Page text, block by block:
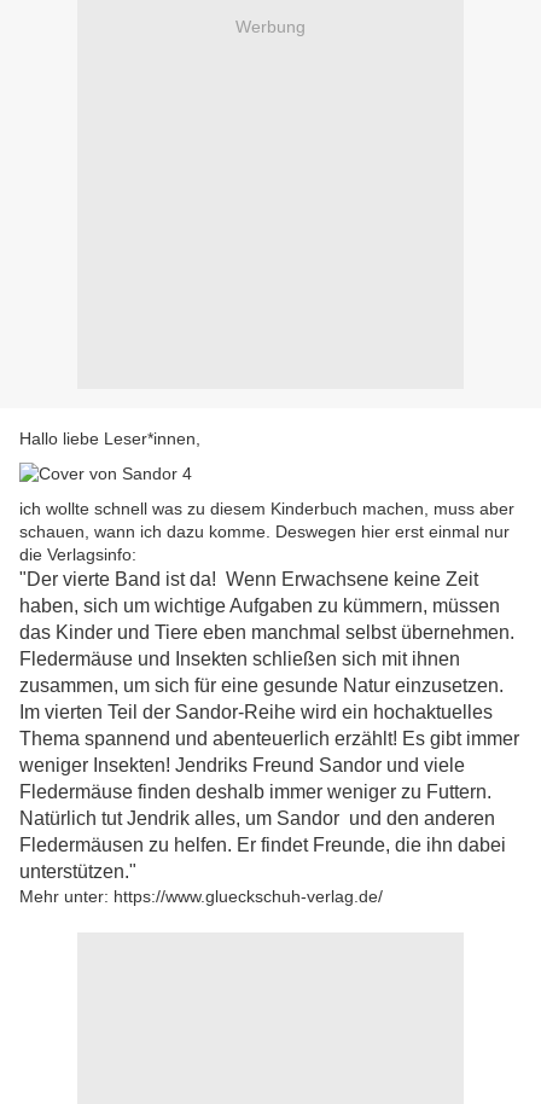
Werbung
Hallo liebe Leser*innen,
ich wollte schnell was zu diesem Kinderbuch machen, muss aber
schauen, wann ich dazu komme. Deswegen hier erst einmal nur
die Verlagsinfo:
"Der vierte Band ist da! Wenn Erwachsene keine Zeit
haben, sich um wichtige Aufgaben zu kümmern, müssen
das Kinder und Tiere eben manchmal selbst übernehmen.
Fledermäuse und Insekten schließen sich mit ihnen
zusammen, um sich für eine gesunde Natur einzusetzen.
Im vierten Teil der Sandor-Reihe wird ein hochaktuelles
Thema spannend und abenteuerlich erzählt! Es gibt immer
weniger Insekten! Jendriks Freund Sandor und viele
Fledermäuse finden deshalb immer weniger zu Futtern.
Natürlich tut Jendrik alles, um Sandor und den anderen
Fledermäusen zu helfen. Er findet Freunde, die ihn dabei
unterstützen."
Mehr unter: https://www.glueckschuh-verlag.de/